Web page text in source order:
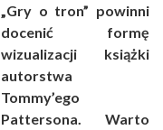
„Gry o tron” powinni
docenić formę
wizualizacji książki
autorstwa
Tommy’ego
Pattersona. Warto